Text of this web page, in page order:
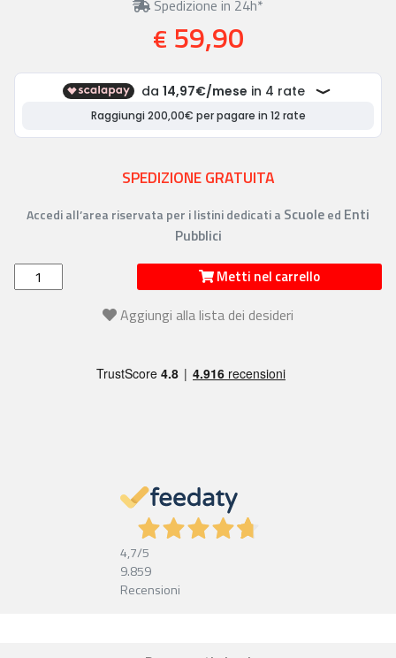
Spedizione in 24h*
€ 59,90
SPEDIZIONE GRATUITA
Accedi all’area riservata per i listini dedicati a Scuoleed Enti
Pubblici
Metti nel carrello
Aggiungi alla lista dei desideri
4,7/5
9.859
Recensioni